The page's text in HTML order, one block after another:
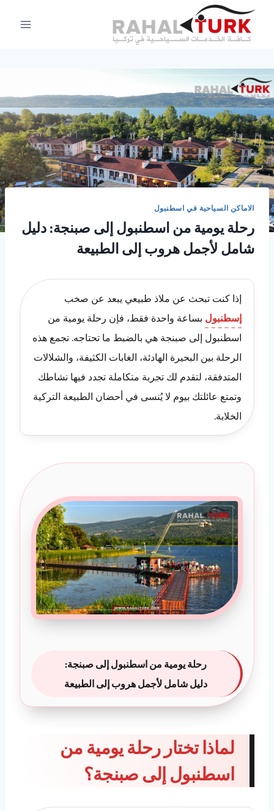
التجاوز
المحتوى
الاماكن السياحية في اسطنبول
رحلة يومية من اسطنبول إلى صبنجة: دليل
شامل لأجمل هروب إلى الطبيعة
إذا كنت تبحث عن ملاذ طبيعي يبعد عن صخب
إسطنبول بساعة واحدة فقط، فإن رحلة يومية من
اسطنبول إلى صبنجة هي بالضبط ما تحتاجه. تجمع هذه
الرحلة بين البحيرة الهادئة، الغابات الكثيفة، والشلالات
المتدفقة، لتقدم لك تجربة متكاملة تجدد فيها نشاطك
وتمتع عائلتك بيوم لا يُنسى في أحضان الطبيعة التركية
الخلابة.
رحلة يومية من اسطنبول إلى صبنجة:
دليل شامل لأجمل هروب إلى الطبيعة
لماذا تختار رحلة يومية من
اسطنبول إلى صبنجة؟